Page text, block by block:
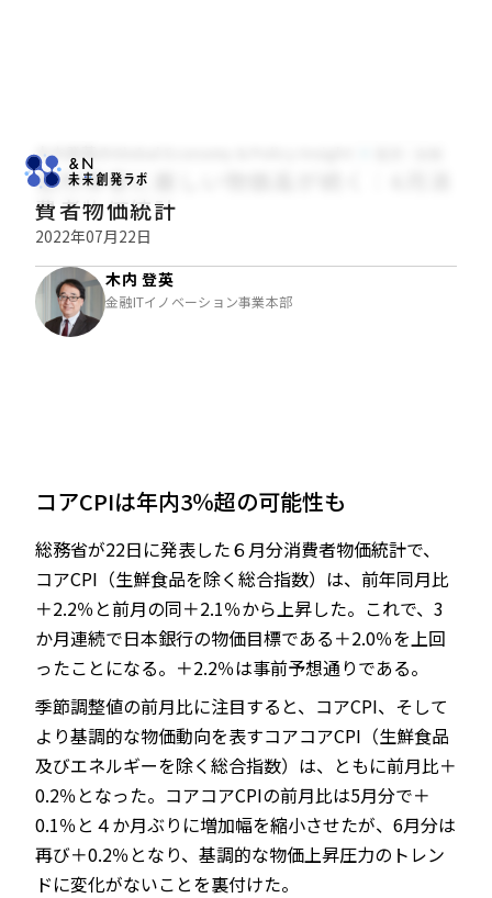
JP EN
木内登英のGlobal Economy & Policy Insight
低所得者に厳しい物価高が続く：6月消
費者物価統計
2022年07月22日
木内 登英
金融ITイノベーション事業本部
コアCPIは年内3％超の可能性も
総務省が22日に発表した６月分消費者物価統計で、
コアCPI（生鮮食品を除く総合指数）は、前年同月比
＋2.2％と前月の同＋2.1％から上昇した。これで、3
か月連続で日本銀行の物価目標である＋2.0％を上回
ったことになる。＋2.2％は事前予想通りである。
季節調整値の前月比に注目すると、コアCPI、そして
より基調的な物価動向を表すコアコアCPI（生鮮食品
及びエネルギーを除く総合指数）は、ともに前月比＋
0.2％となった。コアコアCPIの前月比は5月分で＋
0.1％と４か月ぶりに増加幅を縮小させたが、6月分は
再び＋0.2％となり、基調的な物価上昇圧力のトレン
ドに変化がないことを裏付けた。